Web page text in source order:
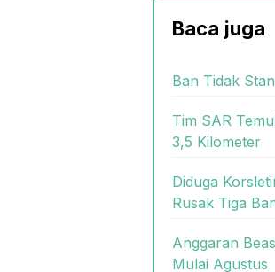
Baca juga
Ban Tidak
Tim SAR
3,5 Kilometer
Diduga
Rusak Tiga
Anggaran
Mulai Agustus